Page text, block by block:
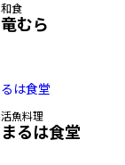
和食
竜むら
活魚料理
まるは食堂